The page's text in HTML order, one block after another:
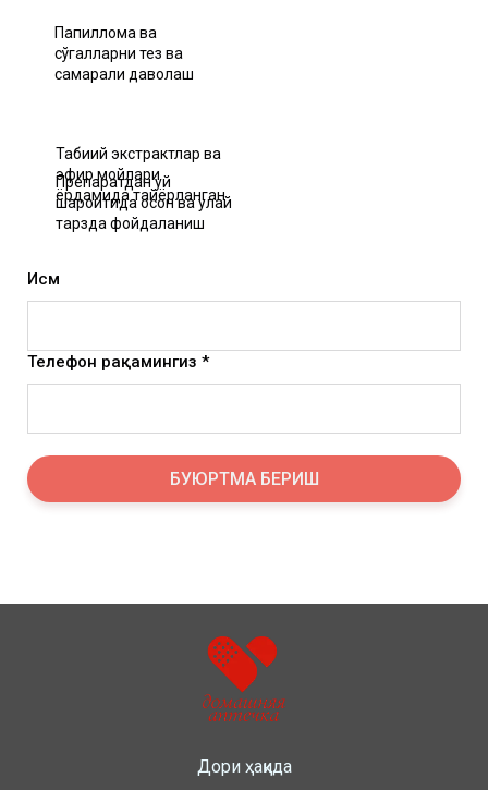
Табиий экстрактлар ва
эфир мойлари
ёрдамида тайёрланган
Иcм
Телефон рақамингиз *
БУЮРТМА БЕРИШ
Препаратдан уй
шароитида осон ва қулай
тарзда фойдаланиш
Папиллома ва
сўгалларни тез ва
самарали даволаш
Дори ҳақида